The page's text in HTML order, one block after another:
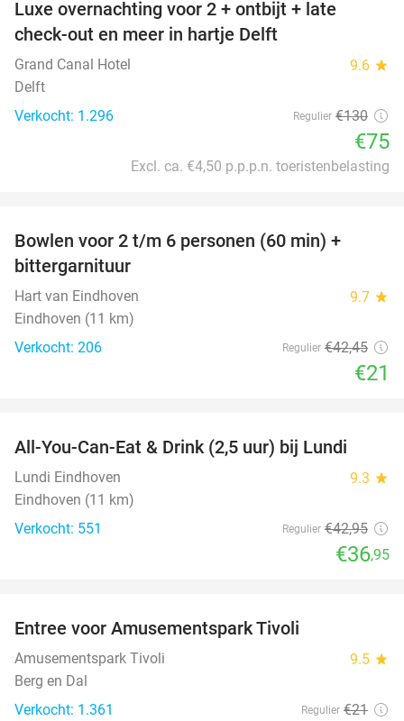
Luxe overnachting voor 2 + ontbijt + late
check-out en meer in hartje Delft
Grand Canal Hotel 9.6 star
Delft
Verkocht: 1.296
Regulier €130
€75
Excl. ca. €4,50 p.p.p.n. toeristenbelasting
Bowlen voor 2 t/m 6 personen (60 min) +
bittergarnituur
Hart van Eindhoven 9.7 star
Eindhoven (11 km)
Verkocht: 206
Regulier €42,45
€21
All-You-Can-Eat & Drink (2,5 uur) bij Lundi
Lundi Eindhoven 9.3 star
Eindhoven (11 km)
Verkocht: 551
Regulier €42,95
€36,95
Entree voor Amusementspark Tivoli
Amusementspark Tivoli 9.5 star
Berg en Dal
Verkocht: 1.361
Regulier €21